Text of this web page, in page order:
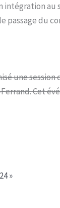
au
du
une
Cet
»